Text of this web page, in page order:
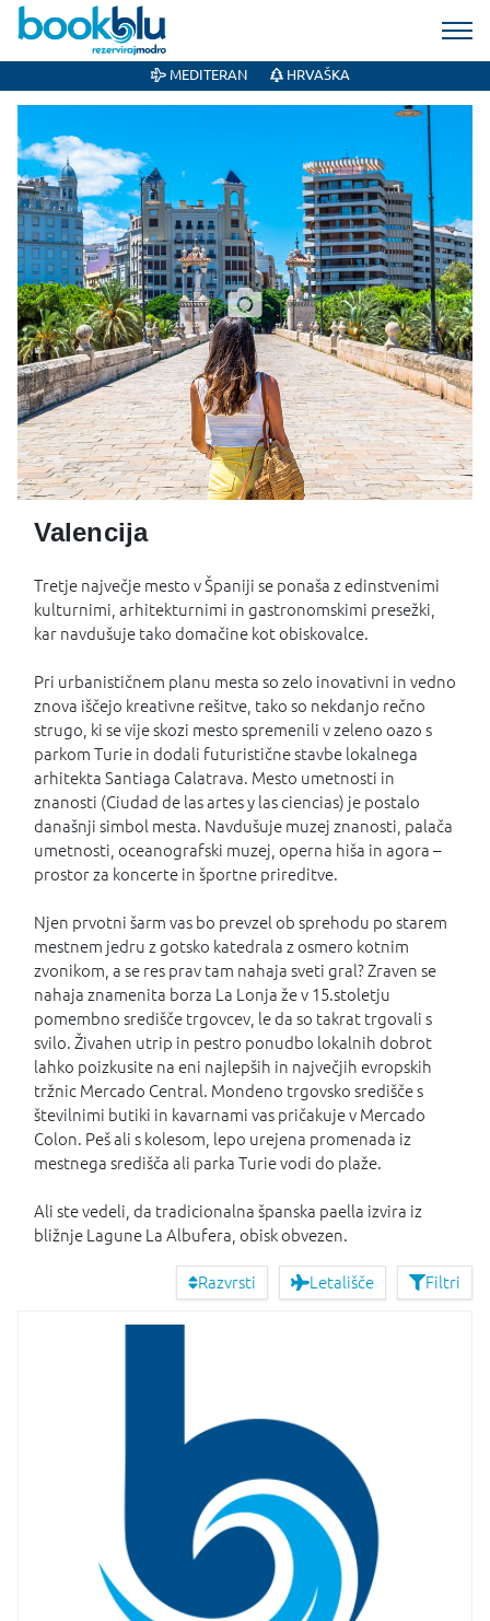
MEDITERAN HRVAŠKA
Valencija
Tretje največje mesto v Španiji se ponaša z edinstvenimi
kulturnimi, arhitekturnimi in gastronomskimi presežki,
kar navdušuje tako domačine kot obiskovalce.
Pri urbanističnem planu mesta so zelo inovativni in vedno
znova iščejo kreativne rešitve, tako so nekdanjo rečno
strugo, ki se vije skozi mesto spremenili v zeleno oazo s
parkom Turie in dodali futuristične stavbe lokalnega
arhitekta Santiaga Calatrava. Mesto umetnosti in
znanosti (Ciudad de las artes y las ciencias) je postalo
današnji simbol mesta. Navdušuje muzej znanosti, palača
umetnosti, oceanografski muzej, operna hiša in agora –
prostor za koncerte in športne prireditve.
Njen prvotni šarm vas bo prevzel ob sprehodu po starem
mestnem jedru z gotsko katedrala z osmero kotnim
zvonikom, a se res prav tam nahaja sveti gral? Zraven se
nahaja znamenita borza La Lonja že v 15.stoletju
pomembno središče trgovcev, le da so takrat trgovali s
svilo. Živahen utrip in pestro ponudbo lokalnih dobrot
lahko poizkusite na eni najlepših in največjih evropskih
tržnic Mercado Central. Mondeno trgovsko središče s
številnimi butiki in kavarnami vas pričakuje v Mercado
Colon. Peš ali s kolesom, lepo urejena promenada iz
mestnega središča ali parka Turie vodi do plaže.
Ali ste vedeli, da tradicionalna španska paella izvira iz
bližnje Lagune La Albufera, obisk obvezen.
Razvrsti Letališče Filtri